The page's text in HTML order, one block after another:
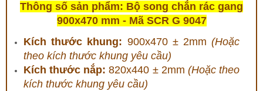
Thông số sản phẩm: Bộ song chắn rác gang
900x470 mm - Mã SCR G 9047
Kích thước khung: 900x470 ± 2mm (Hoặc
theo kích thước khung yêu cầu)
Kích thước nắp:820x440 ± 2mm (Hoặc theo
kích thước khung yêu cầu)